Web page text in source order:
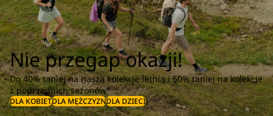
Nie przegap okazji!
Do 40% taniej na naszą kolekcję letnią i 50% taniej na kolekcje
z poprzednich sezonów*
DLA KOBIETDLA MĘŻCZYZNDLA DZIECI